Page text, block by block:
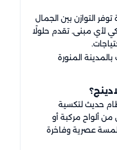
التوازن بين الجمال
لأي مبنى. تقدم حلولًا
المنورة
حديث لتكسية
من ألواح مركبة أو
عصرية وفاخرة